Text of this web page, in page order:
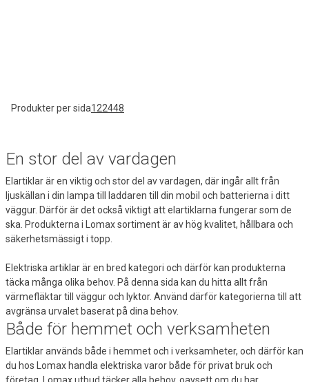
Produkter per sida122448
En stor del av vardagen
Elartiklar är en viktig och stor del av vardagen, där ingår allt från
ljuskällan i din lampa till laddaren till din mobil och batterierna i ditt
väggur. Därför är det också viktigt att elartiklarna fungerar som de
ska. Produkterna i Lomax sortiment är av hög kvalitet, hållbara och
säkerhetsmässigt i topp.
Elektriska artiklar är en bred kategori och därför kan produkterna
täcka många olika behov. På denna sida kan du hitta allt från
värmefläktar till väggur och lyktor. Använd därför kategorierna till att
avgränsa urvalet baserat på dina behov.
Både för hemmet och verksamheten
Elartiklar används både i hemmet och i verksamheter, och därför kan
du hos Lomax handla elektriska varor både för privat bruk och